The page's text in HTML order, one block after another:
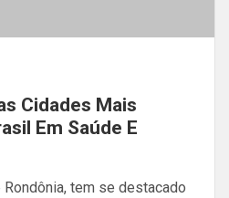
Cidades Mais
Em Saúde E
Rondônia, tem se destacado